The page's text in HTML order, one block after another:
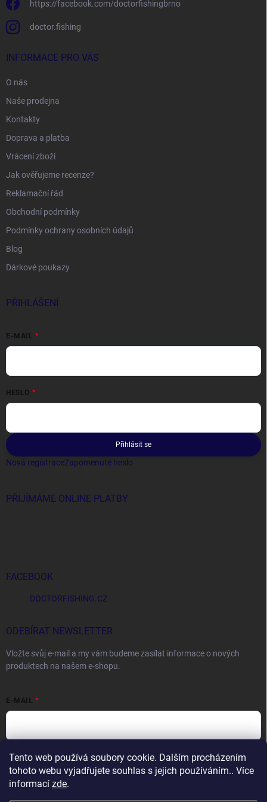
Tento web používá soubory cookie. Dalším procházením
tohoto webu vyjadřujete souhlas s jejich používáním.. Více
informací zde.
https://facebook.com/doctorfishingbrno
doctor.fishing
INFORMACE PRO VÁS
O nás
Naše prodejna
Kontakty
Doprava a platba
Vrácení zboží
Jak ověřujeme recenze?
Reklamační řád
Obchodní podmínky
Podmínky ochrany osobních údajů
Blog
Dárkové poukazy
PŘIHLÁŠENÍ
E-MAIL
HESLO
Přihlásit se
Nová registraceZapomenuté heslo
PŘIJÍMÁME ONLINE PLATBY
FACEBOOK
DOCTORFISHING.CZ
ODEBÍRAT NEWSLETTER
Vložte svůj e-mail a my vám budeme zasílat informace o nových
produktech na našem e-shopu.
E-MAIL
Vložením e-mailu souhlasíte spodmínkami ochrany osobních údajů
Přihlásit se